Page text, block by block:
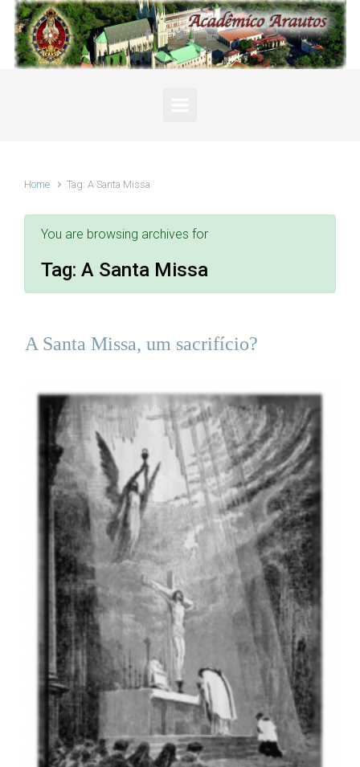
Skip to main content
Home Tag: A Santa Missa
You are browsing archives for
Tag: A Santa Missa
A Santa Missa, um sacrifício?